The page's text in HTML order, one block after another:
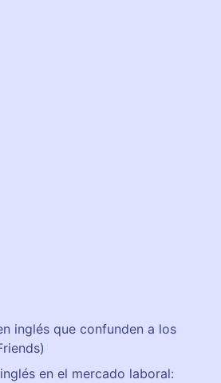
inglés que confunden a los
en el mercado laboral: